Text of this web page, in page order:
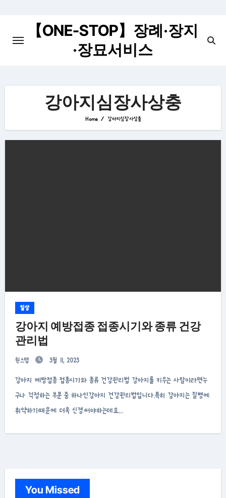
【ONE-STOP】장례·장지
·장묘서비스
강아지심장사상충
Home 강아지심장사상충
일상
강아지 예방접종 접종시기와 종류 건강
관리법
원스텝 3월 11, 2023
강아지 예방접종 접종시기와 종류 건강관리법 강아지를 키우는 사람이라면누
구나 걱정하는 부분 중 하나인강아지 건강관리법입니다.특히 강아지는 질병에
취약하기때문에 더욱 신경써야하는데요.…
You Missed